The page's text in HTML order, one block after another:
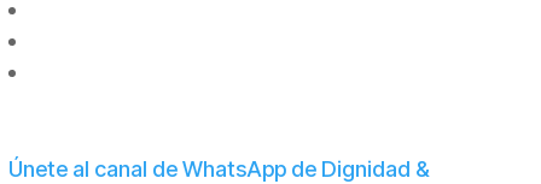
Únete al canal de WhatsApp de Dignidad &